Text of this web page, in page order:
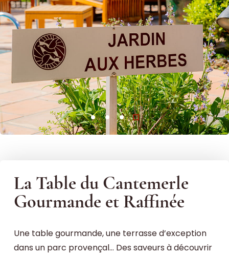
La Table du Cantemerle
Gourmande et Raffinée
Une table gourmande, une terrasse d’exception
dans un parc provençal... Des saveurs à découvrir